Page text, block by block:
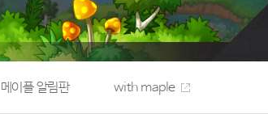
커뮤니티 아카이브
메이플 알림판 with maple